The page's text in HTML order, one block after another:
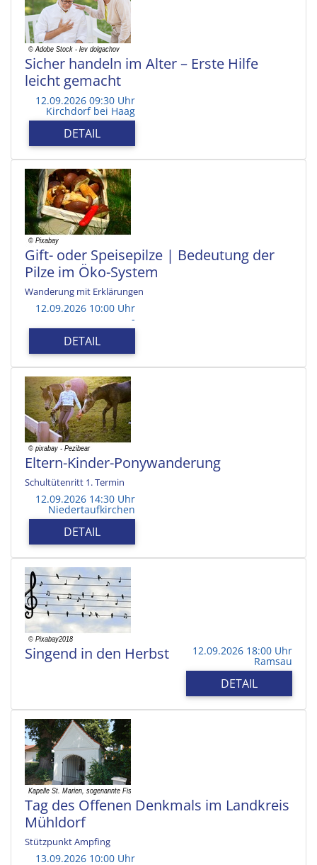
Sicher handeln im Alter – Erste Hilfe
leicht gemacht
12.09.2026 09:30 Uhr
Kirchdorf bei Haag
DETAIL
Gift- oder Speisepilze | Bedeutung der
Pilze im Öko-System
Wanderung mit Erklärungen
12.09.2026 10:00 Uhr
-
DETAIL
Eltern-Kinder-Ponywanderung
Schultütenritt 1. Termin
12.09.2026 14:30 Uhr
Niedertaufkirchen
DETAIL
Singend in den Herbst 12.09.2026 18:00 Uhr
Ramsau
DETAIL
Tag des Offenen Denkmals im Landkreis
Mühldorf
Stützpunkt Ampfing
13.09.2026 10:00 Uhr